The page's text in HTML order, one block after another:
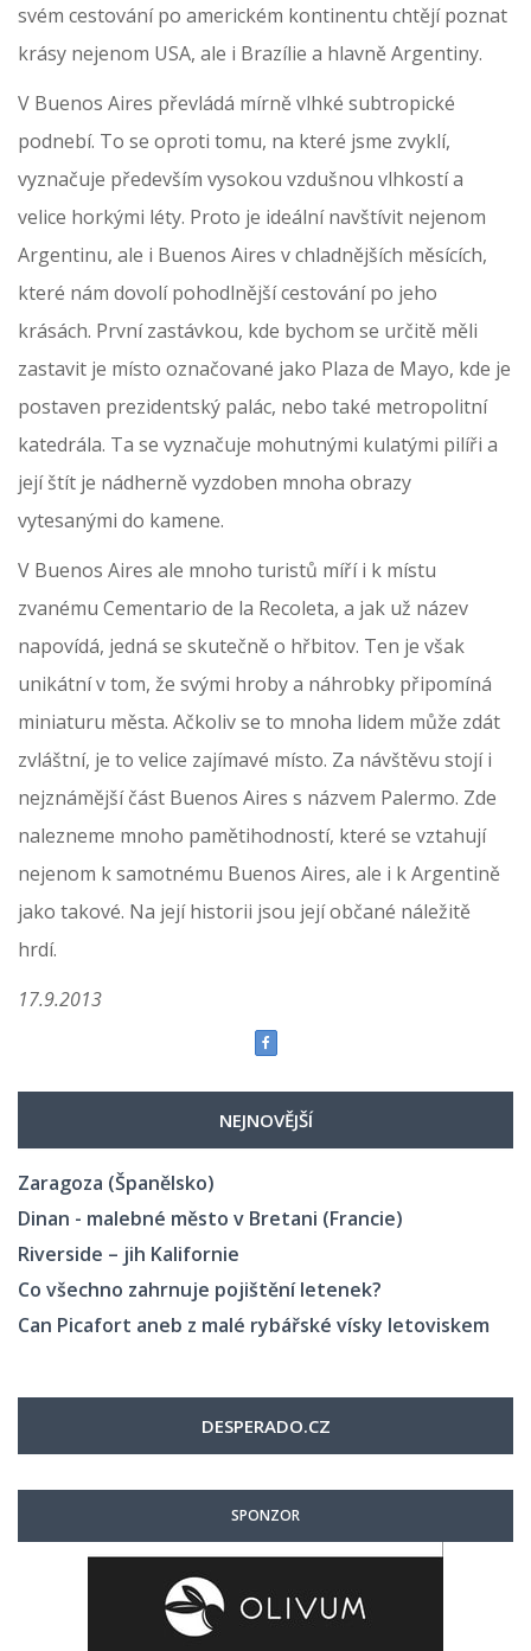
svém cestování po americkém kontinentu chtějí poznat
krásy nejenom USA, ale i Brazílie a hlavně Argentiny.
V Buenos Aires převládá mírně vlhké subtropické
podnebí. To se oproti tomu, na které jsme zvyklí,
vyznačuje především vysokou vzdušnou vlhkostí a
velice horkými léty. Proto je ideální navštívit nejenom
Argentinu, ale i Buenos Aires v chladnějších měsících,
které nám dovolí pohodlnější cestování po jeho
krásách. První zastávkou, kde bychom se určitě měli
zastavit je místo označované jako Plaza de Mayo, kde je
postaven prezidentský palác, nebo také metropolitní
katedrála. Ta se vyznačuje mohutnými kulatými pilíři a
její štít je nádherně vyzdoben mnoha obrazy
vytesanými do kamene.
V Buenos Aires ale mnoho turistů míří i k místu
zvanému Cementario de la Recoleta, a jak už název
napovídá, jedná se skutečně o hřbitov. Ten je však
unikátní v tom, že svými hroby a náhrobky připomíná
miniaturu města. Ačkoliv se to mnoha lidem může zdát
zvláštní, je to velice zajímavé místo. Za návštěvu stojí i
nejznámější část Buenos Aires s názvem Palermo. Zde
nalezneme mnoho pamětihodností, které se vztahují
nejenom k samotnému Buenos Aires, ale i k Argentině
jako takové. Na její historii jsou její občané náležitě
hrdí.
17.9.2013
NEJNOVĚJŠÍ
Zaragoza (Španělsko)
Dinan - malebné město v Bretani (Francie)
Riverside – jih Kalifornie
Co všechno zahrnuje pojištění letenek?
Can Picafort aneb z malé rybářské vísky letoviskem
DESPERADO.CZ
SPONZOR